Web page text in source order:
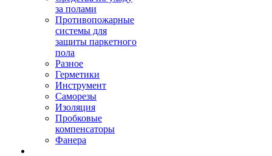
за полами
Противопожарные
системы для
защиты паркетного
пола
Разное
Герметики
Инструмент
Саморезы
Изоляция
Пробковые
компенсаторы
Фанера